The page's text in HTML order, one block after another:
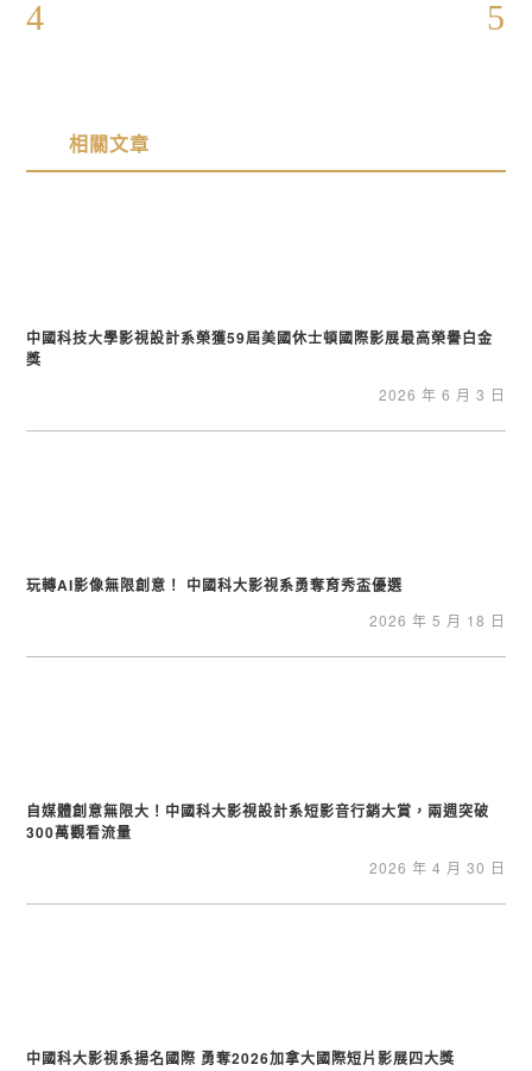
相關文章
中國科技大學影視設計系榮獲59屆美國休士頓國際影展最高榮譽白金
獎
2026 年 6 月 3 日
玩轉AI影像無限創意！ 中國科大影視系勇奪育秀盃優選
2026 年 5 月 18 日
自媒體創意無限大！中國科大影視設計系短影音行銷大賞，兩週突破
300萬觀看流量
2026 年 4 月 30 日
中國科大影視系揚名國際 勇奪2026加拿大國際短片影展四大獎